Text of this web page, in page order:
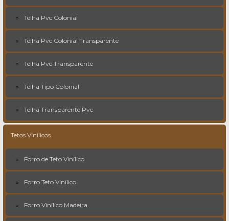
Telha Pvc Colonial
Telha Pvc Colonial Transparente
Telha Pvc Transparente
Telha Tipo Colonial
Telha Transparente Pvc
Tetos Vinílicos
Forro de Teto Vinílico
Forro Teto Vinílico
Forro Vinílico Madeira